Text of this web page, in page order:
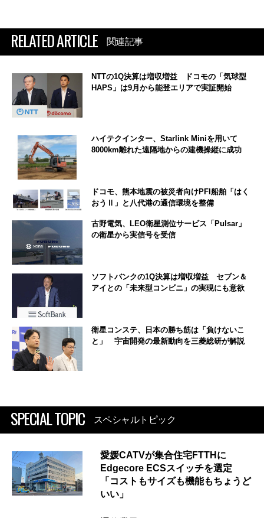
RELATED ARTICLE 関連記事
NTTの1Q決算は増収増益 ドコモの「気球型
HAPS」は9月から能登エリアで実証開始
ハイテクインター、Starlink Miniを用いて
8000km離れた遠隔地からの建機操縦に成功
ドコモ、熊本地震の被災者向けPFI船舶「はく
おうⅡ」と八代港の通信環境を整備
古野電気、LEO衛星測位サービス「Pulsar」
の衛星から実信号を受信
ソフトバンクの1Q決算は増収増益 セブン＆
アイとの「未来型コンビニ」の実現にも意欲
衛星コンステ、日本の勝ち筋は「負けないこ
と」 宇宙開発の最新動向を三菱総研が解説
SPECIAL TOPIC スペシャルトピック
愛媛CATVが集合住宅FTTHに
Edgecore ECSスイッチを選定
「コストもサイズも機能もちょうど
いい」